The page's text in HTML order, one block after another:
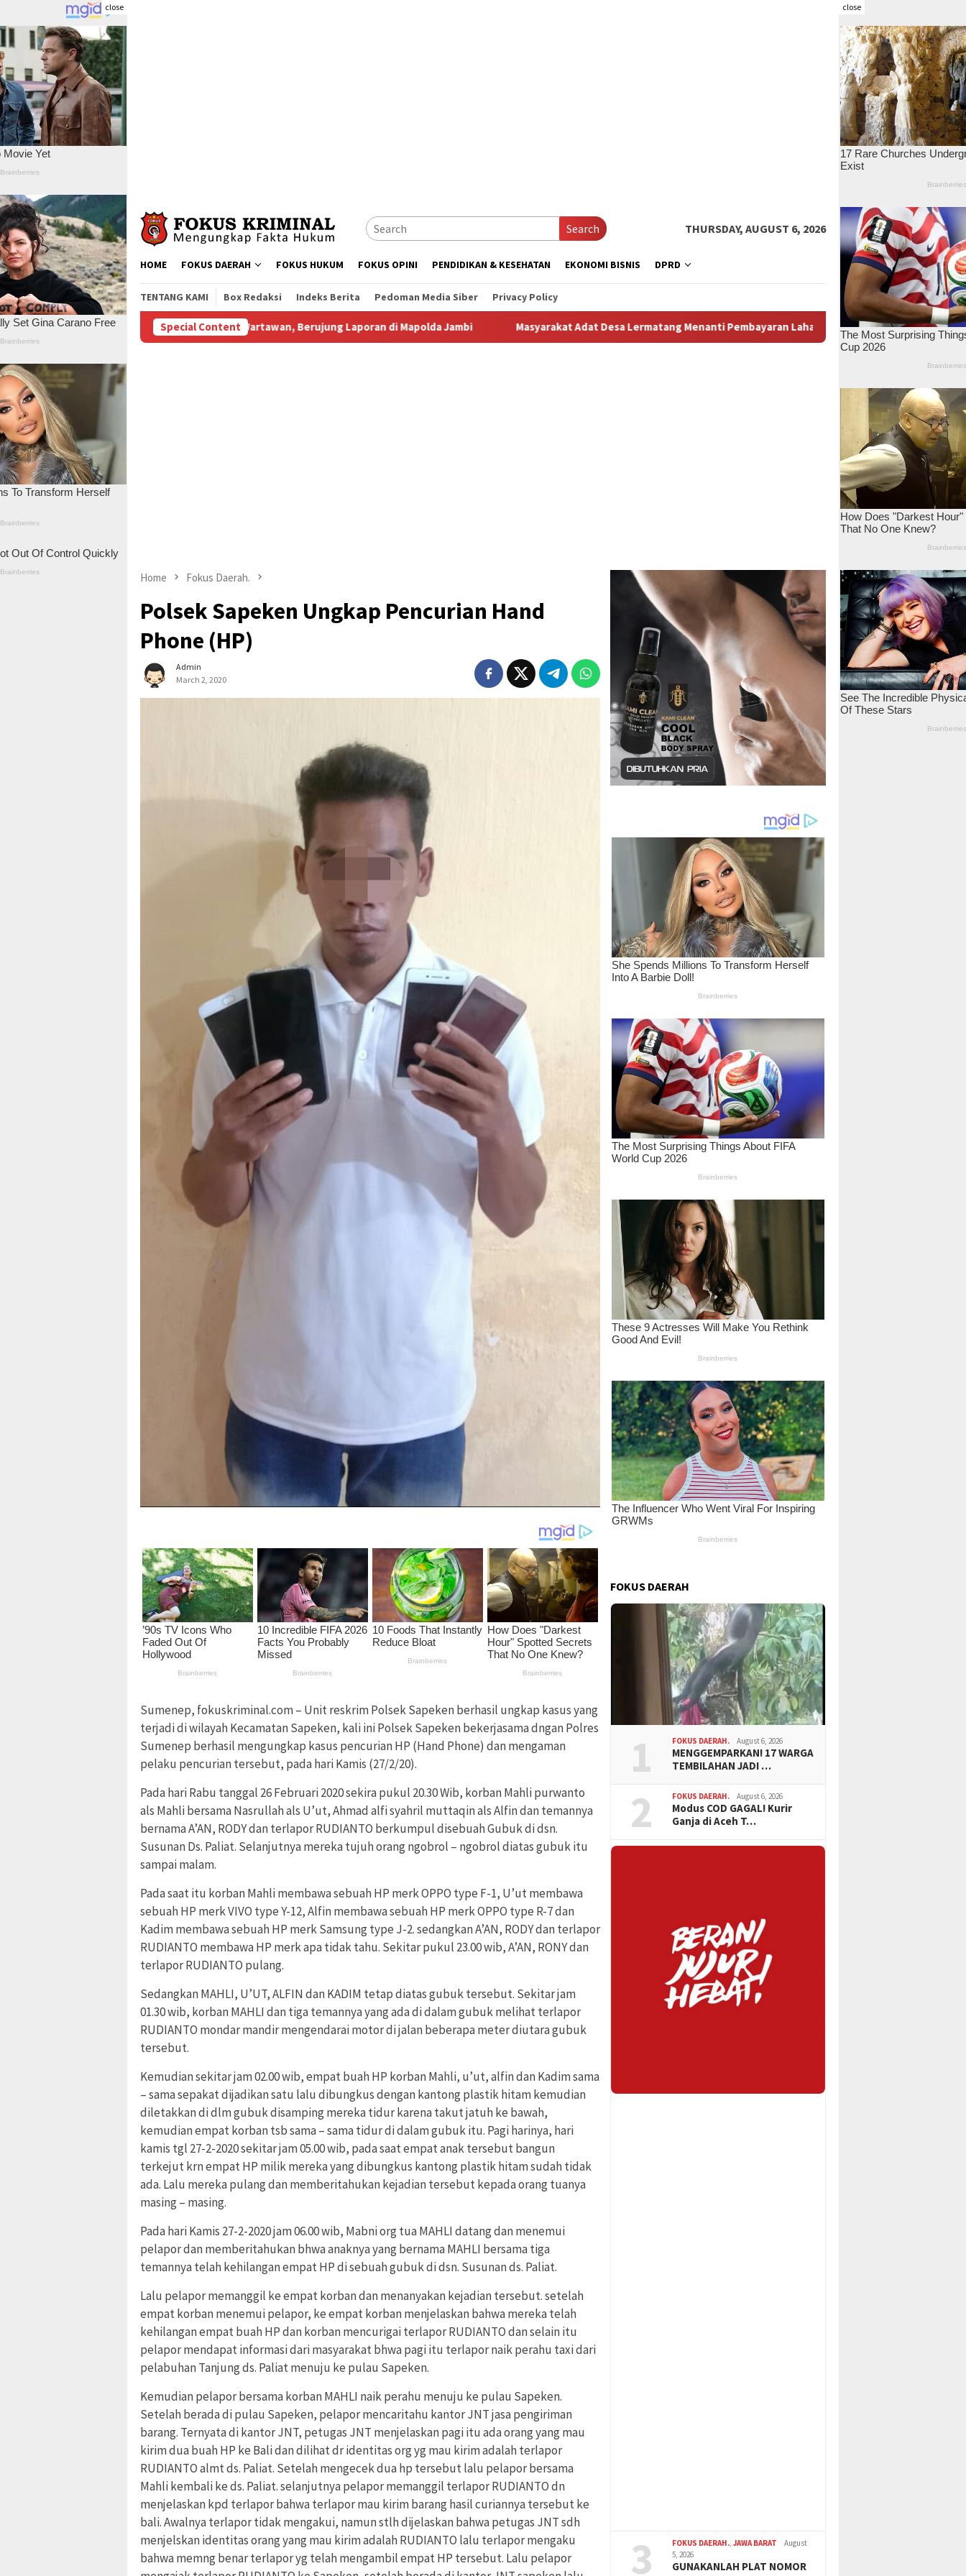
close close
Search THURSDAY, AUGUST 6, 2026
HOME FOKUS DAERAH FOKUS HUKUM FOKUS OPINI PENDIDIKAN & KESEHATAN EKONOMI BISNIS DPRD
TENTANG KAMI Box Redaksi Indeks Berita Pedoman Media Siber Privacy Policy
Special Content
Subsidi Aniaya Wartawan, Berujung Laporan di Mapolda Jambi Masyarakat Adat Desa Lermatang Menanti Pembayaran Lahan: Antara Dugaan Konspirasi dan Bayang-Bayang “Makelar
Home Fokus Daerah.
Polsek Sapeken Ungkap Pencurian Hand
Phone (HP)
Admin
March 2, 2020
Sumenep, fokuskriminal.com – Unit reskrim Polsek Sapeken berhasil ungkap kasus yang
terjadi di wilayah Kecamatan Sapeken, kali ini Polsek Sapeken bekerjasama dngan Polres
Sumenep berhasil mengungkap kasus pencurian HP (Hand Phone) dan mengaman
pelaku pencurian tersebut, pada hari Kamis (27/2/20).
Pada hari Rabu tanggal 26 Februari 2020 sekira pukul 20.30 Wib, korban Mahli purwanto
als Mahli bersama Nasrullah als U’ut, Ahmad alfi syahril muttaqin als Alfin dan temannya
bernama A’AN, RODY dan terlapor RUDIANTO berkumpul disebuah Gubuk di dsn.
Susunan Ds. Paliat. Selanjutnya mereka tujuh orang ngobrol – ngobrol diatas gubuk itu
sampai malam.
Pada saat itu korban Mahli membawa sebuah HP merk OPPO type F-1, U’ut membawa
sebuah HP merk VIVO type Y-12, Alfin membawa sebuah HP merk OPPO type R-7 dan
Kadim membawa sebuah HP merk Samsung type J-2. sedangkan A’AN, RODY dan terlapor
RUDIANTO membawa HP merk apa tidak tahu. Sekitar pukul 23.00 wib, A’AN, RONY dan
terlapor RUDIANTO pulang.
Sedangkan MAHLI, U’UT, ALFIN dan KADIM tetap diatas gubuk tersebut. Sekitar jam
01.30 wib, korban MAHLI dan tiga temannya yang ada di dalam gubuk melihat terlapor
RUDIANTO mondar mandir mengendarai motor di jalan beberapa meter diutara gubuk
tersebut.
Kemudian sekitar jam 02.00 wib, empat buah HP korban Mahli, u’ut, alfin dan Kadim sama
– sama sepakat dijadikan satu lalu dibungkus dengan kantong plastik hitam kemudian
diletakkan di dlm gubuk disamping mereka tidur karena takut jatuh ke bawah,
kemudian empat korban tsb sama – sama tidur di dalam gubuk itu. Pagi harinya, hari
kamis tgl 27-2-2020 sekitar jam 05.00 wib, pada saat empat anak tersebut bangun
terkejut krn empat HP milik mereka yang dibungkus kantong plastik hitam sudah tidak
ada. Lalu mereka pulang dan memberitahukan kejadian tersebut kepada orang tuanya
masing – masing.
Pada hari Kamis 27-2-2020 jam 06.00 wib, Mabni org tua MAHLI datang dan menemui
pelapor dan memberitahukan bhwa anaknya yang bernama MAHLI bersama tiga
temannya telah kehilangan empat HP di sebuah gubuk di dsn. Susunan ds. Paliat.
Lalu pelapor memanggil ke empat korban dan menanyakan kejadian tersebut. setelah
empat korban menemui pelapor, ke empat korban menjelaskan bahwa mereka telah
kehilangan empat buah HP dan korban mencurigai terlapor RUDIANTO dan selain itu
pelapor mendapat informasi dari masyarakat bhwa pagi itu terlapor naik perahu taxi dari
pelabuhan Tanjung ds. Paliat menuju ke pulau Sapeken.
Kemudian pelapor bersama korban MAHLI naik perahu menuju ke pulau Sapeken.
Setelah berada di pulau Sapeken, pelapor mencaritahu kantor JNT jasa pengiriman
barang. Ternyata di kantor JNT, petugas JNT menjelaskan pagi itu ada orang yang mau
kirim dua buah HP ke Bali dan dilihat dr identitas org yg mau kirim adalah terlapor
RUDIANTO almt ds. Paliat. Setelah mengecek dua hp tersebut lalu pelapor bersama
Mahli kembali ke ds. Paliat. selanjutnya pelapor memanggil terlapor RUDIANTO dn
menjelaskan kpd terlapor bahwa terlapor mau kirim barang hasil curiannya tersebut ke
bali. Awalnya terlapor tidak mengakui, namun stlh dijelaskan bahwa petugas JNT sdh
menjelskan identitas orang yang mau kirim adalah RUDIANTO lalu terlapor mengaku
bahwa memng benar terlapor yg telah mengambil empat HP tersebut. Lalu pelapor
FOKUS DAERAH
1 FOKUS DAERAH. August 6, 2026
MENGGEMPARKAN! 17 WARGA
TEMBILAHAN JADI …
2 FOKUS DAERAH. August 6, 2026
Modus COD GAGAL! Kurir
Ganja di Aceh T…
3 FOKUS DAERAH. ,JAWA BARAT
August
5, 2026
GUNAKANLAH PLAT NOMOR